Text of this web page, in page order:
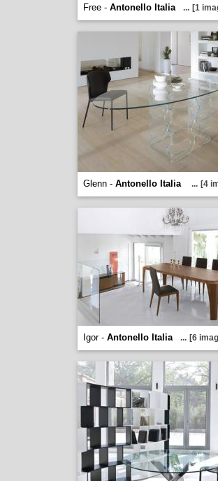
Free - Antonello Italia ... [1
Glenn - Antonello Italia ... [4
Igor - Antonello Italia ... [6